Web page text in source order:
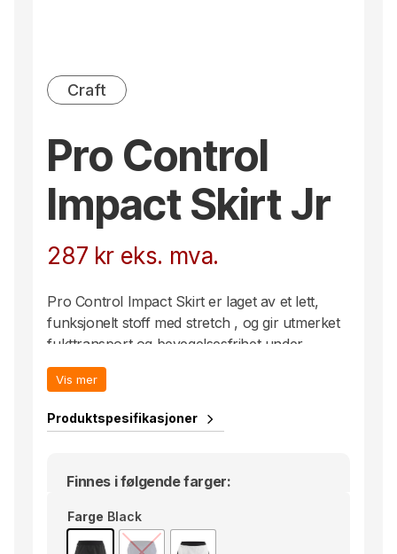
Craft
Pro Control
Impact Skirt Jr
287 kr eks. mva.
Pro Control Impact Skirt er laget av et lett,
funksjonelt stoff med stretch , og gir utmerket
fukttransport og bevegelsesfrihet under
intense aktiviteter. Leveres med innerbukser
med ballomme, elastisk linning og god plass til
firmalogoer.
• Ballomme på innsiden av tightsen
• Plass for merkevarebygging av klubber /
firmaer
Vis mer
Produktspesifikasjoner
Finnes i følgende farger:
Farge Black